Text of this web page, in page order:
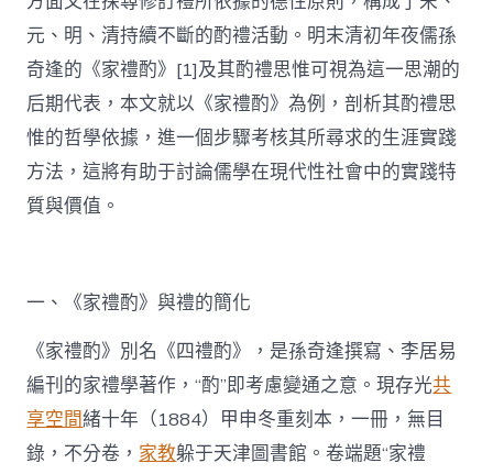
元、明、清持續不斷的酌禮活動。明末清初年夜儒孫
奇逢的《家禮酌》[1]及其酌禮思惟可視為這一思潮的
后期代表，本文就以《家禮酌》為例，剖析其酌禮思
惟的哲學依據，進一個步驟考核其所尋求的生涯實踐
方法，這將有助于討論儒學在現代性社會中的實踐特
質與價值。
一、《家禮酌》與禮的簡化
《家禮酌》別名《四禮酌》，是孫奇逢撰寫、李居易
編刊的家禮學著作，“酌”即考慮變通之意。現存光共
享空間緒十年（1884）甲申冬重刻本，一冊，無目
錄，不分卷， 家教躲于天津圖書館。卷端題“家禮